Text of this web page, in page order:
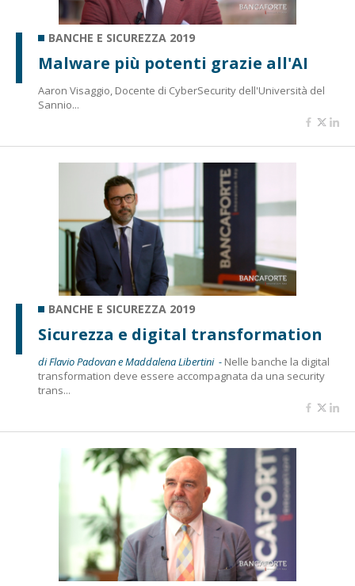
BANCHE E SICUREZZA 2019
Malware più potenti grazie all'AI
Aaron Visaggio, Docente di CyberSecurity dell'Università del
Sannio...
BANCHE E SICUREZZA 2019
Sicurezza e digital transformation
di Flavio Padovan e Maddalena Libertini - Nelle banche la digital
transformation deve essere accompagnata da una security
trans...